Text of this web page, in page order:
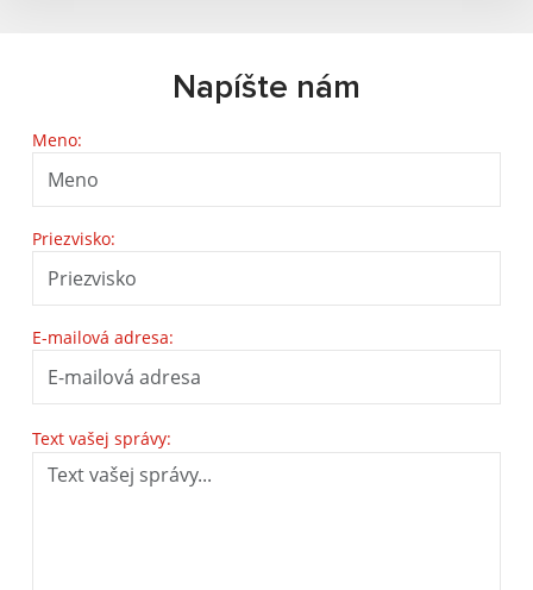
Napíšte nám
Meno:
Priezvisko:
E-mailová adresa:
Text vašej správy: